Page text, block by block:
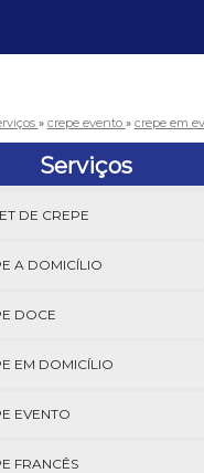
» crepe evento » crepe em
Serviços
DE CREPE
A DOMICÍLIO
DOCE
EM DOMICÍLIO
EVENTO
FRANCÊS